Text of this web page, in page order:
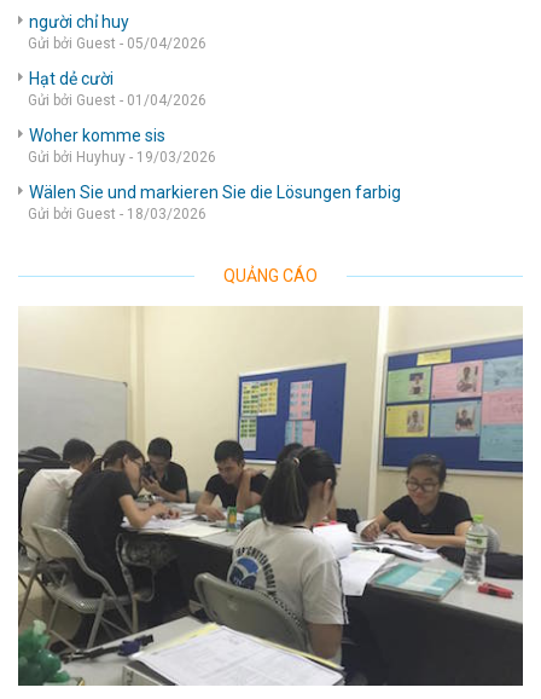
người chỉ huy
Gửi bởi Guest - 05/04/2026
Hạt dẻ cười
Gửi bởi Guest - 01/04/2026
Woher komme sis
Gửi bởi Huyhuy - 19/03/2026
Wälen Sie und markieren Sie die Lösungen farbig
Gửi bởi Guest - 18/03/2026
QUẢNG CÁO